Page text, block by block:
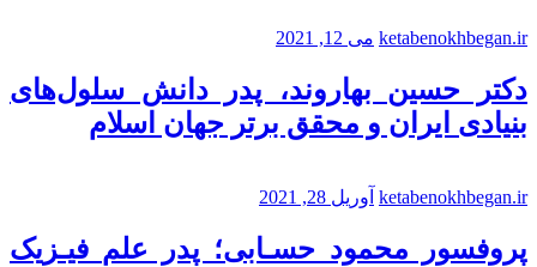
ketabenokhbegan.ir می 12, 2021
دکتر حسین بهاروند، پدر دانش سلول‌های
بنیادی ایران و محقق برتر جهان اسلام
ketabenokhbegan.ir آوریل 28, 2021
پروفسور محمود حسـابی؛ پدر علم فیـزیک